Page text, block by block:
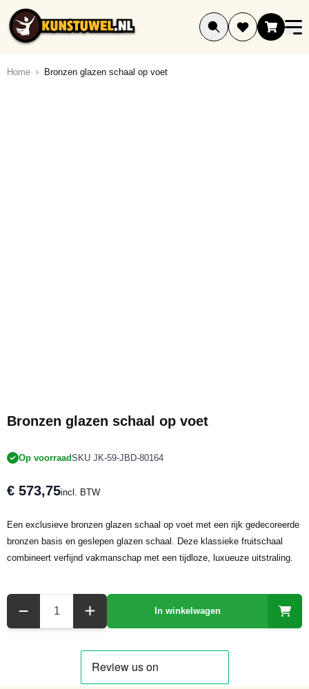
Ga naar de inhoud
Home Bronzen glazen schaal op voet
Bronzen glazen schaal op voet
Op voorraadSKU JK-59-JBD-80164
€ 573,75incl. BTW
Een exclusieve bronzen glazen schaal op voet met een rijk gedecoreerde
bronzen basis en geslepen glazen schaal. Deze klassieke fruitschaal
combineert verfijnd vakmanschap met een tijdloze, luxueuze uitstraling.
In winkelwagen